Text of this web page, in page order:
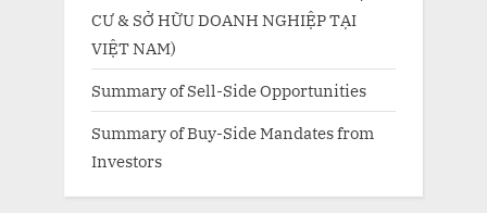
CƯ & SỞ HỮU DOANH NGHIỆP TẠI
VIỆT NAM)
Summary of Sell-Side Opportunities
Summary of Buy-Side Mandates from
Investors